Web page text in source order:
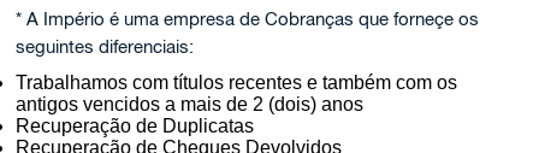
* A Império é uma empresa de Cobranças que forneçe os
seguintes diferenciais:
Trabalhamos com títulos recentes e também com os
antigos vencidos a mais de 2 (dois) anos
Recuperação de Duplicatas
Recuperação de Cheques Devolvidos